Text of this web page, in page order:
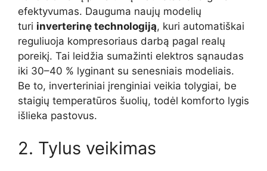
efektyvumas. Dauguma naujų modelių
turi inverterinę technologiją, kuri automatiškai
reguliuoja kompresoriaus darbą pagal realų
poreikį. Tai leidžia sumažinti elektros sąnaudas
iki 30–40 % lyginant su senesniais modeliais.
Be to, inverteriniai įrenginiai veikia tolygiai, be
staigių temperatūros šuolių, todėl komforto lygis
išlieka pastovus.
2. Tylus veikimas